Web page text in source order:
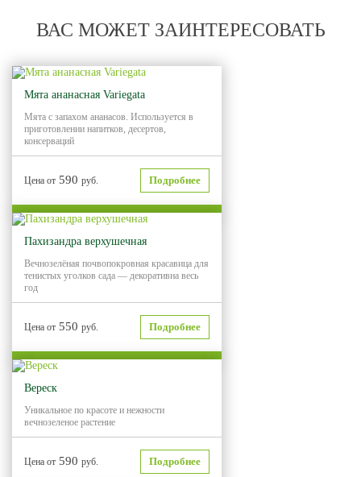
ВАС МОЖЕТ ЗАИНТЕРЕСОВАТЬ
Мята ананасная Variegata
Мята с запахом ананасов. Используется в
приготовлении напитков, десертов,
консерваций
Цена от 590 руб. Подробнее
Пахизандра верхушечная
Вечнозелёная почвопокровная красавица для
тенистых уголков сада — декоративна весь
год
Цена от 550 руб. Подробнее
Вереск
Уникальное по красоте и нежности
вечнозеленое растение
Цена от 590 руб. Подробнее